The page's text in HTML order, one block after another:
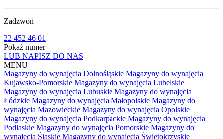
Zadzwoń
22 452 46 01
Pokaż numer
LUB NAPISZ DO NAS
MENU
Magazyny do wynajęcia Dolnośląskie Magazyny do wynajęcia
Kujawsko-Pomorskie Magazyny do wynajęcia Lubelskie
Magazyny do wynajęcia Lubuskie Magazyny do wynajęcia
Łódzkie Magazyny do wynajęcia Małopolskie Magazyny do
wynajęcia Mazowieckie Magazyny do wynajęcia Opolskie
Magazyny do wynajęcia Podkarpackie Magazyny do wynajęcia
Podlaskie Magazyny do wynajęcia Pomorskie Magazyny do
wynajęcia Śląskie Magazyny do wynajęcia Świętokrzyskie